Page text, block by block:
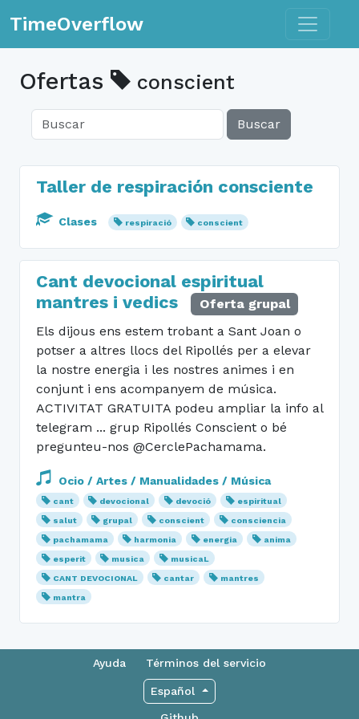
TimeOverflow Toggle
Ofertas conscient
Buscar
Taller de respiración consciente
Clases respiració conscient
Cant devocional espiritual
mantres i vedics
Oferta grupal
Els dijous ens estem trobant a Sant Joan o
potser a altres llocs del Ripollés per a elevar
la nostre energia i les nostres animes i en
conjunt i ens acompanyem de música.
ACTIVITAT GRATUITA podeu ampliar la info al
telegram ... grup Ripollés Conscient o bé
pregunteu-nos @CerclePachamama.
Ocio / Artes / Manualidades / Música
cant devocional devoció
espiritual
salut
grupal conscient
consciencia
pachamama
harmonia energia
anima
esperit
musica
musicaL
CANT DEVOCIONAL
cantar
mantres
mantra
Ayuda Términos del servicio
Español